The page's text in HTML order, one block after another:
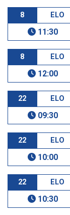
8 ELO
11:30
8 ELO
12:00
22 ELO
09:30
22 ELO
10:00
22 ELO
10:30